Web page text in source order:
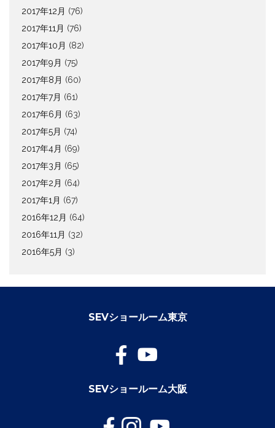
2017年12月 (76)
2017年11月 (76)
2017年10月 (82)
2017年9月 (75)
2017年8月 (60)
2017年7月 (61)
2017年6月 (63)
2017年5月 (74)
2017年4月 (69)
2017年3月 (65)
2017年2月 (64)
2017年1月 (67)
2016年12月 (64)
2016年11月 (32)
2016年5月 (3)
SEVショールーム東京
SEVショールーム大阪